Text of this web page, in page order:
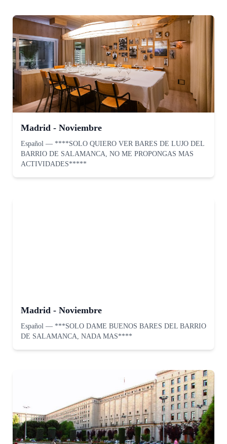
Madrid - Noviembre
Español — ****SOLO QUIERO VER BARES DE LUJO DEL
BARRIO DE SALAMANCA, NO ME PROPONGAS MAS
ACTIVIDADES*****
Madrid - Noviembre
Español — ***SOLO DAME BUENOS BARES DEL BARRIO
DE SALAMANCA, NADA MAS****